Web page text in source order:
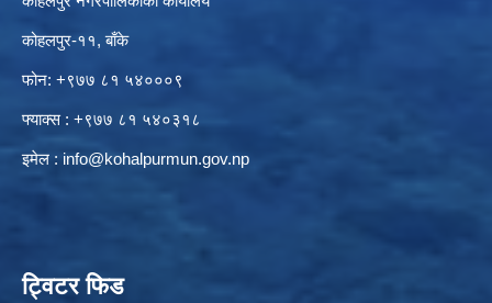
कोहलपुर-११, बाँके
फोन: +९७७ ८१ ५४०००९
फ्याक्स : +९७७ ८१ ५४०३१८
इमेल : info@kohalpurmun.gov.np
ट्विटर फिड